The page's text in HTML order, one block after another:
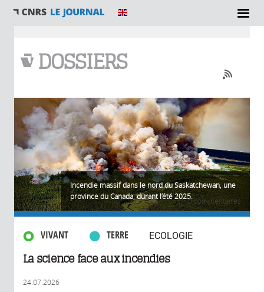
DOSSIERS
Incendie massif dans le nord du Saskatchewan, une
province du Canada, durant l’été 2025.
VIVANT TERRE ECOLOGIE
0 commentaires
La science face aux incendies
24.07.2026